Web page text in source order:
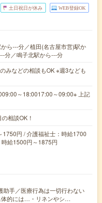
土日祝日が休み WEB登録OK
ら---分／植田(名古屋市営)駅か
分／鳴子北駅から---分
みなどの相談もOK ※週3なども
～18:0017:00～09:00※ 上記
相談OK！
円 / 介護福祉士：時給1700
給1500円～1875円
助手／医療行為は一切行わない
的には…・リネンやシ…